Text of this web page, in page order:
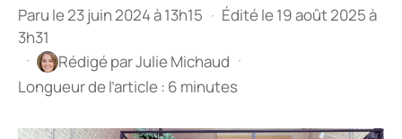
Paru le 23 juin 2024 à 13h15 · Édité le 19 août 2025 à
3h31
·
Rédigé parJulie Michaud ·
Longueur de l’article : 6 minutes